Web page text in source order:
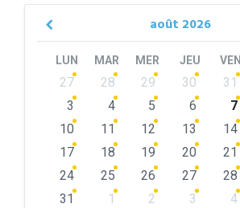
août 2026
Previous
LUN MAR MER JEU VEN
Skip
calendar
27 28 29 30 31
3
4 5 6 7
10
11 12 13 14
17
18 19 20 21
24
25 26 27 28
31
1 2 3 4